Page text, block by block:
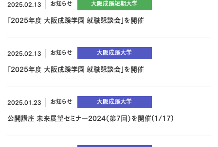
2025.02.13 お知らせ 大阪成蹊短期大学
「2025年度 大阪成蹊学園 就職懇談会」を開催
2025.02.13 お知らせ 大阪成蹊大学
「2025年度 大阪成蹊学園 就職懇談会」を開催
2025.01.23 お知らせ 大阪成蹊大学
公開講座 未来展望セミナー2024（第7回）を開催(1/17)